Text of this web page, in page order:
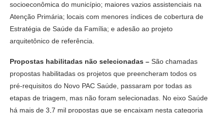
socioeconômica do município; maiores vazios assistenciais na
Atenção Primária; locais com menores índices de cobertura de
Estratégia de Saúde da Família; e adesão ao projeto
arquitetônico de referência.
Propostas habilitadas não selecionadas – São chamadas
propostas habilitadas os projetos que preencheram todos os
pré-requisitos do Novo PAC Saúde, passaram por todas as
etapas de triagem, mas não foram selecionadas. No eixo Saúde
há mais de 3,7 mil propostas que se encaixam nesta categoria